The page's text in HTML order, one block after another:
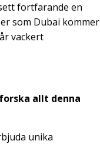
fortfarande en
som Dubai kommer
vackert
allt denna
unika